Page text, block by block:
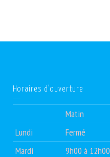
Horaires d’ouverture
Matin
Lundi
Fermé
Mardi
9h00 à 12h00